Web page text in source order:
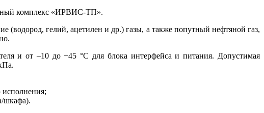
комплекс «ИРВИС-ТП».
(водород, гелий, ацетилен и др.) га­зы, а также попутный нефтяной газ,
и от –10 до +45 °C для блока интерфейса и питания. Допустимая
исполнения;
шкафа).